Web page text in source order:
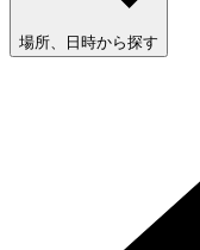
場所、日時から探す